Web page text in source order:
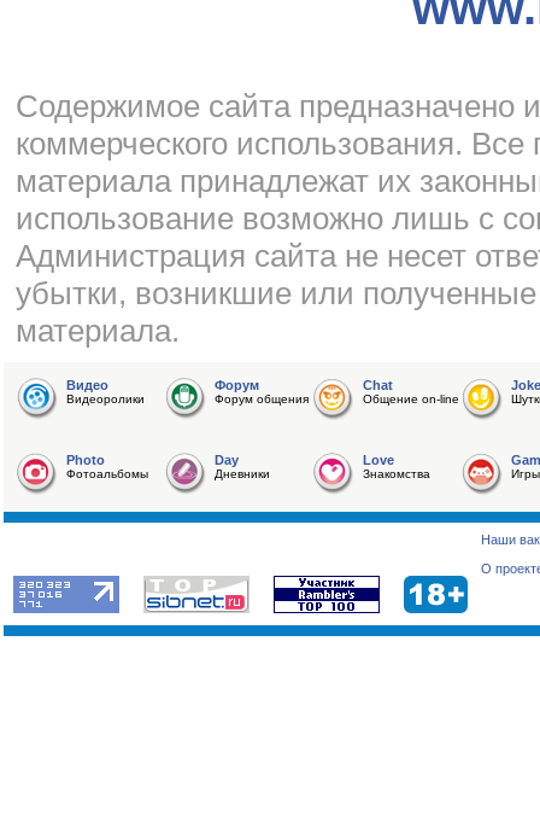
Cодержимое сайта предназначено
коммерческого использования.
материала принадлежат их
использование возможно лишь с
Администрация сайта не несет
убытки, возникшие или
материала.
Видео
Видеоролики
Форум
Форум общения
Chat
Общение on-line
Joke
Photo
Фотоальбомы
Day
Дневники
Love
Знакомства Игры
Наши
О